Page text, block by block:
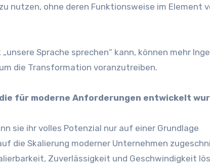
nutzen, ohne deren Funktionsweise im Element
Sprache sprechen“ kann, können mehr
die Transformation voranzutreiben.
für moderne Anforderungen entwickelt
sie ihr volles Potenzial nur auf einer Grundlage
die Skalierung moderner Unternehmen
Zuverlässigkeit und Geschwindigkeit